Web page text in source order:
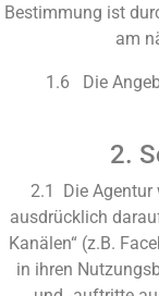
Bestimmung ist
am
1.6 Die
2.
2.1 Die Agentur
ausdrücklich
Kanälen“ (z.B.
in ihren